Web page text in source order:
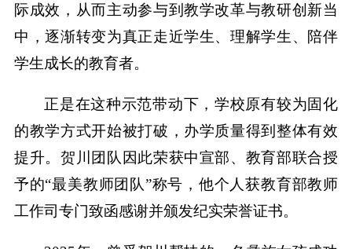
际成效，从而主动参与到教学改革与教研创新当
中，逐渐转变为真正走近学生、理解学生、陪伴
学生成长的教育者。
正是在这种示范带动下，学校原有较为固化
的教学方式开始被打破，办学质量得到整体有效
提升。贺川团队因此荣获中宣部、教育部联合授
予的“最美教师团队”称号，他个人获教育部教师
工作司专门致函感谢并颁发纪实荣誉证书。